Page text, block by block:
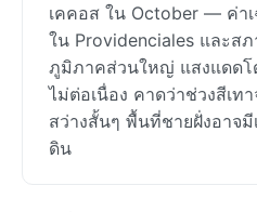
เคคอส ใน October — ค่า
ใน Providenciales และส
ภูมิภาคส่วนใหญ่ แสงแดดโ
ไม่ต่อเนื่อง คาดว่าช่วงสีเท
สว่างสั้นๆ พื้นที่ชายฝั่งอาจ
ดิน